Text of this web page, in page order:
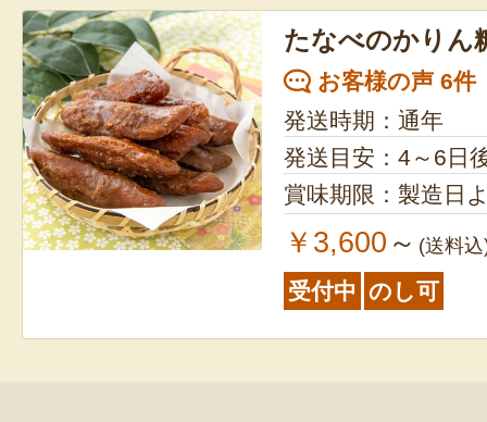
たなべのかりん
お客様の声 6件
発送時期：通年
発送目安：4～6日
賞味期限：製造日
￥3,600 ～ (送料
受付中 のし可